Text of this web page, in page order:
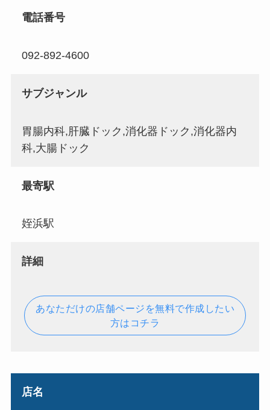
電話番号
092-892-4600
サブジャンル
胃腸内科,肝臓ドック,消化器ドック,消化器内
科,大腸ドック
最寄駅
姪浜駅
詳細
あなただけの店舗ページを無料で作成したい
方はコチラ
店名